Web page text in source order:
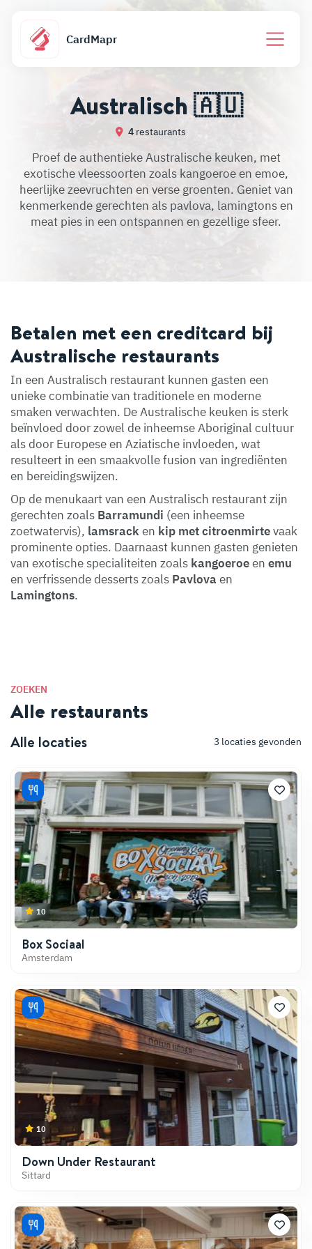
CardMapr
Australisch 🇦🇺
4restaurants
Proef de authentieke Australische keuken, met
exotische vleessoorten zoals kangoeroe en emoe,
heerlijke zeevruchten en verse groenten. Geniet van
kenmerkende gerechten als pavlova, lamingtons en
meat pies in een ontspannen en gezellige sfeer.
Betalen met een creditcard bij
Australische restaurants
In een Australisch restaurant kunnen gasten een
unieke combinatie van traditionele en moderne
smaken verwachten. De Australische keuken is sterk
beïnvloed door zowel de inheemse Aboriginal cultuur
als door Europese en Aziatische invloeden, wat
resulteert in een smaakvolle fusion van ingrediënten
en bereidingswijzen.
Op de menukaart van een Australisch restaurant zijn
gerechten zoals Barramundi (een inheemse
zoetwatervis), lamsracken kip met citroenmirtevaak
prominente opties. Daarnaast kunnen gasten genieten
van exotische specialiteiten zoals kangoeroeen emu
en verfrissende desserts zoals Pavlova en
Lamingtons.
ZOEKEN
Alle restaurants
Alle locaties 3 locaties gevonden
10
Box Sociaal
Amsterdam
10
Down Under Restaurant
Sittard
W
at te doen in
Am
sterdam
?
W
at te doen in
Arnhem
?